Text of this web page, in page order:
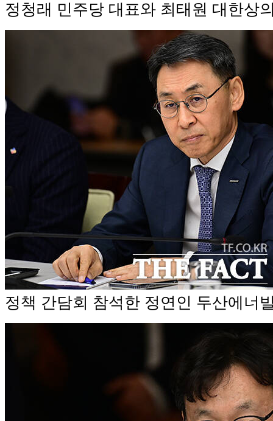
정청래 민주당 대표와 최태원 대한상
정책 간담회 참석한 정연인 두산에너